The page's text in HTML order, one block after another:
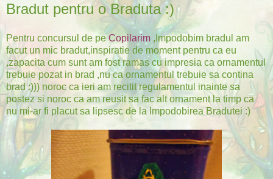
Bradut pentru o Braduta :)
Pentru concursul de peCopilarim ,Impodobim bradul am
facut un mic bradut,inspiratie de moment pentru ca eu
,zapacita cum sunt am fost ramas cu impresia ca ornamentul
trebuie pozat in brad ,nu ca ornamentul trebuie sa contina
brad :))) noroc ca ieri am recitit regulamentul inainte sa
postez si noroc ca am reusit sa fac alt ornament la timp ca
nu mi-ar fi placut sa lipsesc de la Impodobirea Bradutei :)